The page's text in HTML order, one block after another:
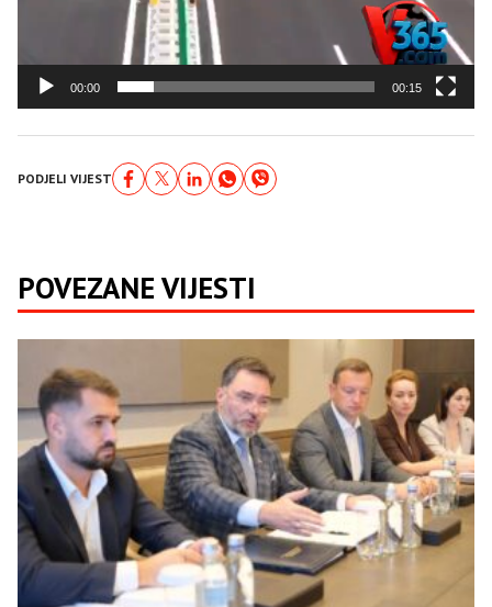
00:00 00:15
PODJELI VIJEST
POVEZANE VIJESTI